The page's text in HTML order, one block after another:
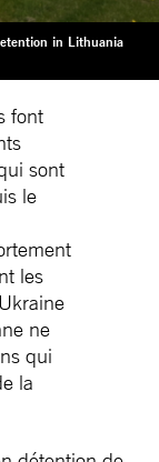
in Lithuania
font
sont
le
les
ne
qui
la